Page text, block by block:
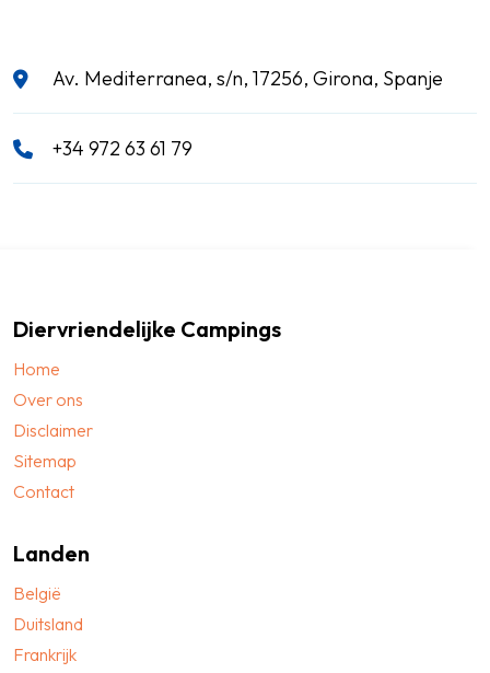
Av. Mediterranea, s/n, 17256, Girona, Spanje
+34 972 63 61 79
Diervriendelijke Campings
Home
Over ons
Disclaimer
Sitemap
Contact
Landen
België
Duitsland
Frankrijk